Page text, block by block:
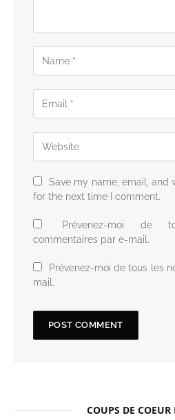
Save my name, email, and
for the next time I comment.
Prévenez-moi de
commentaires par e-mail.
Prévenez-moi de tous les
mail.
COUPS DE